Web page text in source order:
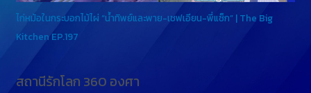
ไก่หม้อในกระบอกไม้ไผ่ “น้ำทิพย์และพาย-เชฟเอียน-พี่แซ็ก” | The Big
Kitchen EP.197
สถานีรักโลก 360 องศา